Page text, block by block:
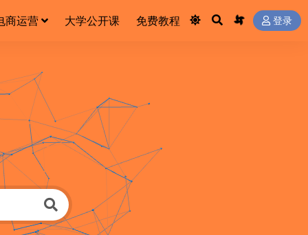
商运营 大学公开课 免费教程 登录